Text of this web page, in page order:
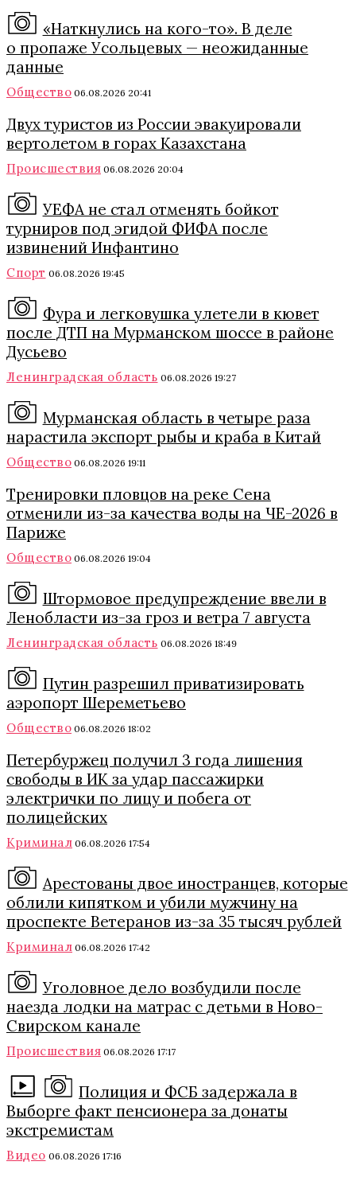
«Наткнулись на кого-то». В деле
о пропаже Усольцевых — неожиданные
данные
Общество 06.08.2026 20:41
Двух туристов из России эвакуировали
вертолетом в горах Казахстана
Происшествия 06.08.2026 20:04
УЕФА не стал отменять бойкот
турниров под эгидой ФИФА после
извинений Инфантино
Спорт 06.08.2026 19:45
Фура и легковушка улетели в кювет
после ДТП на Мурманском шоссе в районе
Дусьево
Ленинградская область 06.08.2026 19:27
Мурманская область в четыре раза
нарастила экспорт рыбы и краба в Китай
Общество 06.08.2026 19:11
Тренировки пловцов на реке Сена
отменили из-за качества воды на ЧЕ-2026 в
Париже
Общество 06.08.2026 19:04
Штормовое предупреждение ввели в
Ленобласти из-за гроз и ветра 7 августа
Ленинградская область 06.08.2026 18:49
Путин разрешил приватизировать
аэропорт Шереметьево
Общество 06.08.2026 18:02
Петербуржец получил 3 года лишения
свободы в ИК за удар пассажирки
электрички по лицу и побега от
полицейских
Криминал 06.08.2026 17:54
Арестованы двое иностранцев, которые
облили кипятком и убили мужчину на
проспекте Ветеранов из-за 35 тысяч рублей
Криминал 06.08.2026 17:42
Уголовное дело возбудили после
наезда лодки на матрас с детьми в Ново-
Свирском канале
Происшествия 06.08.2026 17:17
Полиция и ФСБ задержала в
Выборге факт пенсионера за донаты
экстремистам
Видео 06.08.2026 17:16